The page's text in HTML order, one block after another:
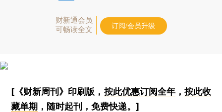
财新通会员
可畅读全文
订阅/会员升级
[《财新周刊》印刷版， 按此优惠订阅全年， 按此收
藏单期 ，随时起刊，免费快递。]